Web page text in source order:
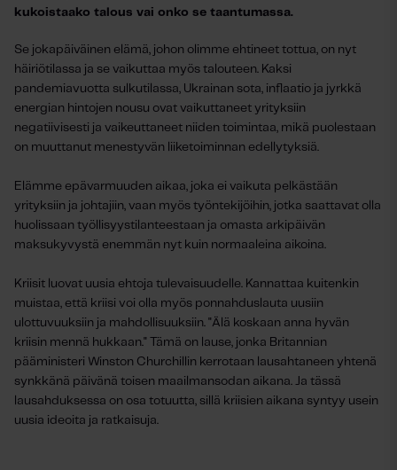
kukoistaako talous vai onko se taantumassa.
Se jokapäiväinen elämä, johon olimme ehtineet tottua, on nyt
häiriötilassa ja se vaikuttaa myös talouteen. Kaksi
pandemiavuotta sulkutilassa, Ukrainan sota, inflaatio ja jyrkkä
energian hintojen nousu ovat vaikuttaneet yrityksiin
negatiivisesti ja vaikeuttaneet niiden toimintaa, mikä puolestaan
on muuttanut menestyvän liiketoiminnan edellytyksiä.
Elämme epävarmuuden aikaa, joka ei vaikuta pelkästään
yrityksiin ja johtajiin, vaan myös työntekijöihin, jotka saattavat olla
huolissaan työllisyystilanteestaan ja omasta arkipäivän
maksukyvystä enemmän nyt kuin normaaleina aikoina.
Kriisit luovat uusia ehtoja tulevaisuudelle. Kannattaa kuitenkin
muistaa, että kriisi voi olla myös ponnahduslauta uusiin
ulottuvuuksiin ja mahdollisuuksiin. "Älä koskaan anna hyvän
kriisin mennä hukkaan." Tämä on lause, jonka Britannian
pääministeri Winston Churchillin kerrotaan lausahtaneen yhtenä
synkkänä päivänä toisen maailmansodan aikana. Ja tässä
lausahduksessa on osa totuutta, sillä kriisien aikana syntyy usein
uusia ideoita ja ratkaisuja.